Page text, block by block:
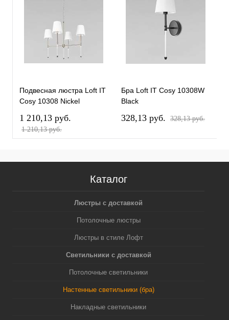
Подвесная люстра Loft IT
Cosy 10308 Nickel
1 210,13 pуб.
1 210,13 pуб.
Бра Loft IT Cosy 10308W
Black
328,13 pуб. 328,13 pуб.
Каталог
Люстры с доставкой
Потолочные люстры
Люстры в стиле Лофт
Светильники с доставкой
Потолочные светильники
Настенные светильники (бра)
Накладные светильники